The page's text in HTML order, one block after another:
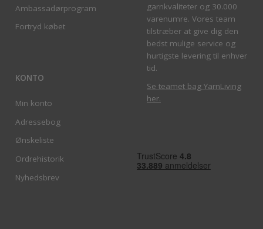
Ambassadørprogram
Fortryd købet
KONTO
Min konto
Adressebog
Ønskeliste
Ordrehistorik
Nyhedsbrev
garnkvaliteter og 30.000
varenumre. Vores team
tilstræber at give dig den
bedst mulige service og
hurtigste levering til enhver
tid.
Se teamet bag YarnLiving
her.